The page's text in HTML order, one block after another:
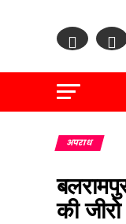
अपराध
की